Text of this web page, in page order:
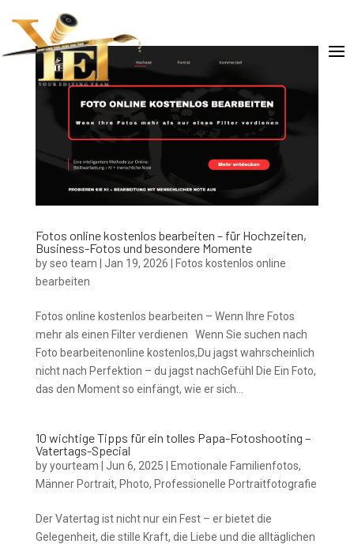
Fotos online kostenlos bearbeiten – für Hochzeiten,
Business-Fotos und besondere Momente
byseo team | Jan 19, 2026 | Fotos kostenlos online
bearbeiten
Fotos online kostenlos bearbeiten – Wenn Ihre Fotos
mehr als einen Filter verdienen Wenn Sie suchen nach
Foto bearbeitenonline kostenlos,Du jagst wahrscheinlich
nicht nach Perfektion – du jagst nachGefühl Die Ein Foto,
das den Moment so einfängt, wie er sich...
10 wichtige Tipps für ein tolles Papa-Fotoshooting –
Vatertags-Special
byyourteam | Jun 6, 2025 | Emotionale Familienfotos,
Männer Portrait, Photo, Professionelle Portraitfotografie
Der Vatertag ist nicht nur ein Fest – er bietet die
Gelegenheit, die stille Kraft, die Liebe und die alltäglichen